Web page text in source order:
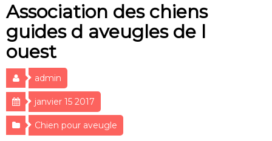
Association des chiens
guides d aveugles de l
ouest
admin
janvier 15 2017
Chien pour aveugle